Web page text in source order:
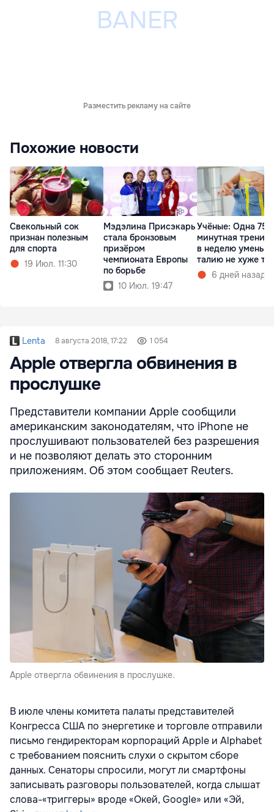
Разместить рекламу на сайте
Похожие новости
Свекольный сок
признан полезным
для спорта
19 Июл. 11:30
Мэдэлина Присэкарь
стала бронзовым
призёром
чемпионата Европы
по борьбе
10 Июл. 19:47
Учёные: Одна 75-
минутная
в неделю
талию не хуже
6 дней назад
Lenta 8 августа 2018, 17:22 1 054
Apple отвергла обвинения в
прослушке
Представители компании Apple сообщили
американским законодателям, что iPhone не
прослушивают пользователей без разрешения
и не позволяют делать это сторонним
приложениям. Об этом сообщает Reuters.
Apple отвергла обвинения в прослушке.
В июле члены комитета палаты представителей
Конгресса США по энергетике и торговле отправили
письмо гендиректорам корпораций Apple и Alphabet
с требованием пояснить слухи о скрытом сборе
данных. Сенаторы спросили, могут ли смартфоны
записывать разговоры пользователей, когда слышат
слова-«триггеры» вроде «Окей, Google» или «Эй,